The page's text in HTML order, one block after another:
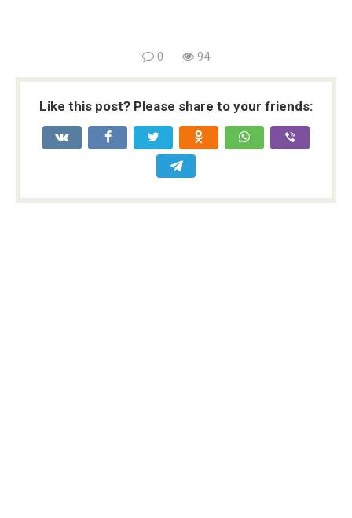
0 94
Like this post? Please share to your friends: